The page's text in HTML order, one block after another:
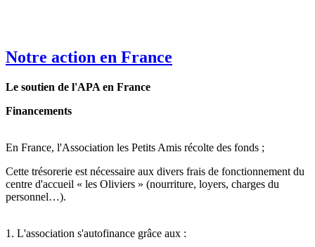
Notre action en France
Le soutien de l'APA en France
Financements
En France, l'Association les Petits Amis récolte des fonds ;
Cette trésorerie est nécessaire aux divers frais de fonctionnement du
centre d'accueil « les Oliviers » (nourriture, loyers, charges du
personnel…).
1. L'association s'autofinance grâce aux :